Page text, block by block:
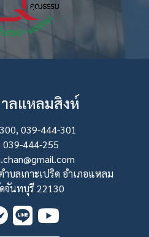
ลแหลมสิงห์
039-444-301
444-255
บลเกาะเปริด อำเภอแหลม
จันทบุรี 22130